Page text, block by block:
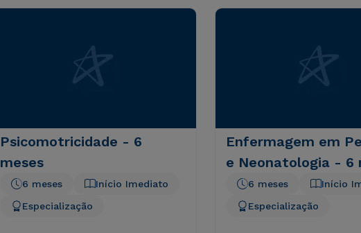
Psicomotricidade - 6
meses
Início Imediato
6 meses
Especialização
Enfermagem em
e Neonatologia - 6
Início
6 meses
Especialização